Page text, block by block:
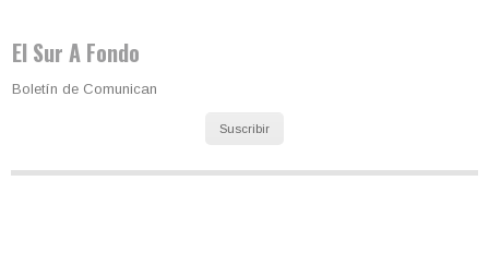
El Sur A Fondo
Boletín de Comunican
Suscribir